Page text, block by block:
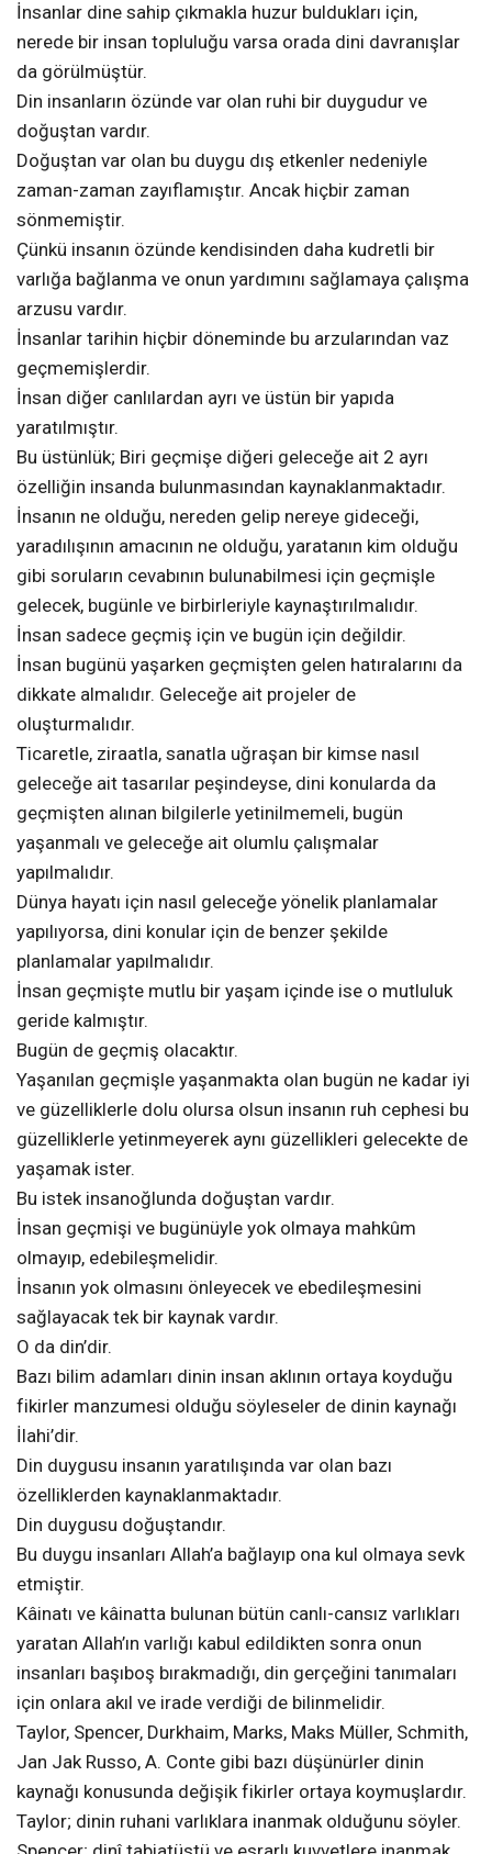
İnsanlar dine sahip çıkmakla huzur buldukları için,
nerede bir insan topluluğu varsa orada dini davranışlar
da görülmüştür.
Din insanların özünde var olan ruhi bir duygudur ve
doğuştan vardır.
Doğuştan var olan bu duygu dış etkenler nedeniyle
zaman-zaman zayıflamıştır. Ancak hiçbir zaman
sönmemiştir.
Çünkü insanın özünde kendisinden daha kudretli bir
varlığa bağlanma ve onun yardımını sağlamaya çalışma
arzusu vardır.
İnsanlar tarihin hiçbir döneminde bu arzularından vaz
geçmemişlerdir.
İnsan diğer canlılardan ayrı ve üstün bir yapıda
yaratılmıştır.
Bu üstünlük; Biri geçmişe diğeri geleceğe ait 2 ayrı
özelliğin insanda bulunmasından kaynaklanmaktadır.
İnsanın ne olduğu, nereden gelip nereye gideceği,
yaradılışının amacının ne olduğu, yaratanın kim olduğu
gibi soruların cevabının bulunabilmesi için geçmişle
gelecek, bugünle ve birbirleriyle kaynaştırılmalıdır.
İnsan sadece geçmiş için ve bugün için değildir.
İnsan bugünü yaşarken geçmişten gelen hatıralarını da
dikkate almalıdır. Geleceğe ait projeler de
oluşturmalıdır.
Ticaretle, ziraatla, sanatla uğraşan bir kimse nasıl
geleceğe ait tasarılar peşindeyse, dini konularda da
geçmişten alınan bilgilerle yetinilmemeli, bugün
yaşanmalı ve geleceğe ait olumlu çalışmalar
yapılmalıdır.
Dünya hayatı için nasıl geleceğe yönelik planlamalar
yapılıyorsa, dini konular için de benzer şekilde
planlamalar yapılmalıdır.
İnsan geçmişte mutlu bir yaşam içinde ise o mutluluk
geride kalmıştır.
Bugün de geçmiş olacaktır.
Yaşanılan geçmişle yaşanmakta olan bugün ne kadar iyi
ve güzelliklerle dolu olursa olsun insanın ruh cephesi bu
güzelliklerle yetinmeyerek aynı güzellikleri gelecekte de
yaşamak ister.
Bu istek insanoğlunda doğuştan vardır.
İnsan geçmişi ve bugünüyle yok olmaya mahkûm
olmayıp, edebileşmelidir.
İnsanın yok olmasını önleyecek ve ebedileşmesini
sağlayacak tek bir kaynak vardır.
O da din’dir.
Bazı bilim adamları dinin insan aklının ortaya koyduğu
fikirler manzumesi olduğu söyleseler de dinin kaynağı
İlahi’dir.
Din duygusu insanın yaratılışında var olan bazı
özelliklerden kaynaklanmaktadır.
Din duygusu doğuştandır.
Bu duygu insanları Allah’a bağlayıp ona kul olmaya sevk
etmiştir.
Kâinatı ve kâinatta bulunan bütün canlı-cansız varlıkları
yaratan Allah’ın varlığı kabul edildikten sonra onun
insanları başıboş bırakmadığı, din gerçeğini tanımaları
için onlara akıl ve irade verdiği de bilinmelidir.
Taylor, Spencer, Durkhaim, Marks, Maks Müller, Schmith,
Jan Jak Russo, A. Conte gibi bazı düşünürler dinin
kaynağı konusunda değişik fikirler ortaya koymuşlardır.
Taylor; dinin ruhani varlıklara inanmak olduğunu söyler.